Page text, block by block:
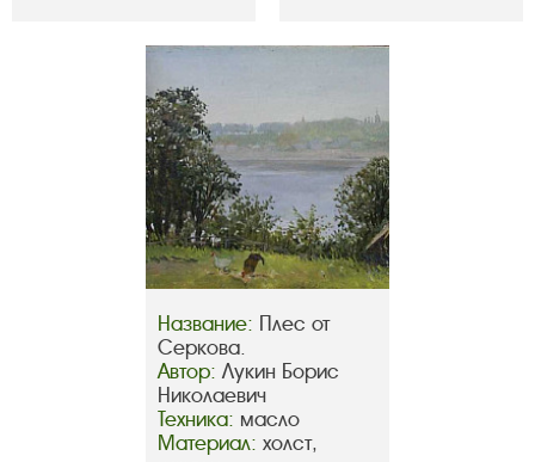
Название: Плес от
Серкова.
Автор: Лукин Борис
Николаевич
Техника: масло
Материал: холст,